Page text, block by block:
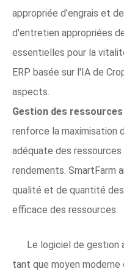
appropriée d'engrais et
d'entretien appropriées
essentielles pour la
ERP basée sur l'IA de
aspects.
Gestion des ressources
renforce la maximisation
adéquate des
rendements. SmartFarm
qualité et de quantité
efficace des ressources.
Le logiciel de gestion
tant que moyen